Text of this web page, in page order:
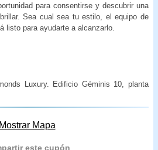
para consentirse y descubrir una
Sea cual sea tu estilo, el equipo de
listo para ayudarte a alcanzarlo.
Luxury. Edificio Géminis 10, planta
Mostrar Mapa
este cupón